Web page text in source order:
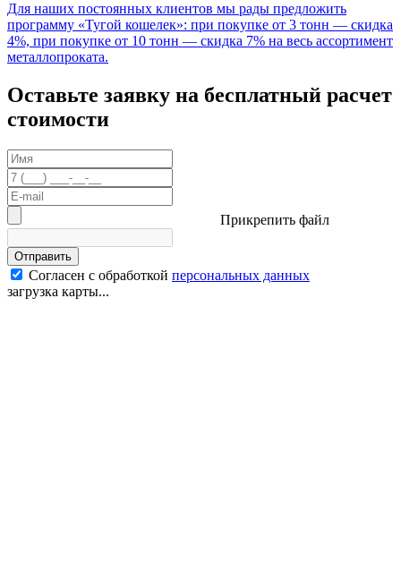
Для наших постоянных клиентов мы рады предложить
программу «Тугой кошелек»: при покупке от 3 тонн — скидка
4%, при покупке от 10 тонн — скидка 7% на весь ассортимент
металлопроката.
Оставьте заявку на бесплатный расчет
стоимости
Прикрепить файл
Отправить
Согласен с обработкой персональных данных
загрузка карты...